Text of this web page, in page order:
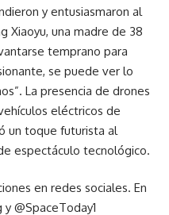
y entusiasmaron al
Xiaoyu, una madre de 38
temprano para
se puede ver lo
La presencia de drones
eléctricos de
un toque futurista al
espectáculo tecnológico.
en redes sociales. En
@SpaceToday1